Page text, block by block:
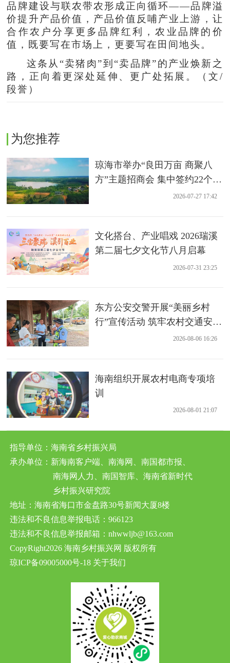
品牌建设与联农带农形成正向循环——品牌溢
价提升产品价值，产品价值反哺产业上游，让
合作农户分享更多品牌红利，农业品牌的价
值，既要写在市场上，更要写在田间地头。
这条从“卖猪肉”到“卖品牌”的产业焕新之
路，正向着更深处延伸、更广处拓展。（文/
段誉）
为您推荐
琼海市举办“良田万亩 商聚八
方”主题招商会 集中签约22个农
2026-07-27 17:42
文化搭台、产业唱戏 2026瑞溪
第二届七夕文化节八月启幕
2026-07-31 23:25
东方公安交警开展“美丽乡村
行”宣传活动 筑牢农村交通安全
2026-08-06 16:26
海南组织开展农村电商专项培
训
2026-08-01 21:07
指导单位：海南省乡村振兴局
承办单位：新海南客户端、南海网、南国都市报、
南海网人力、南国智库、海南省新时代
乡村振兴研究院
地址：海南省海口市金盘路30号新闻大厦8楼
违法和不良信息举报电话：966123
违法和不良信息举报邮箱：nhwwljb@163.com
CopyRight2026 海南乡村振兴网 版权所有
琼ICP备09005000号-18 关于我们